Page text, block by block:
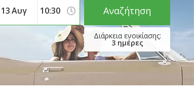
Polski
Română
Ελληνικά
Hrvatski
العربية
3 ημέρες
13Αυγ Αναζήτηση